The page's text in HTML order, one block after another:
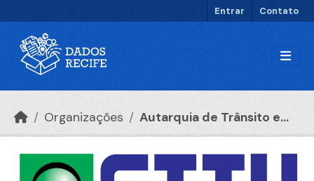
Entrar Contato
Organizações Autarquia de Trânsito e...